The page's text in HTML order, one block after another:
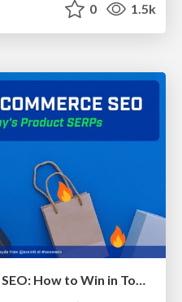
0 1.5k
The State of eCommerce SEO: How to Win in Today's Products SERPs - #SEOweek